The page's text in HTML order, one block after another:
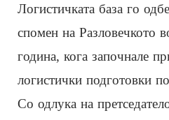
Логистичката база го
спомен на Разловечкото
година, кога започнале
логистички подготовки
Со одлука на